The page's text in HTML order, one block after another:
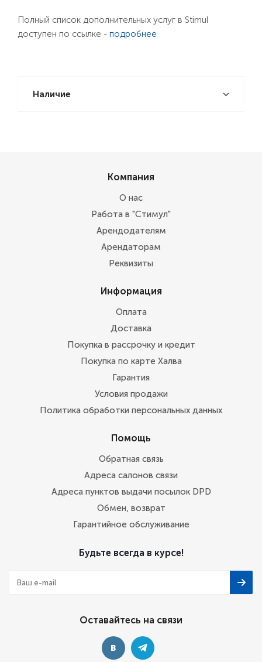
Полный список дополнительных услуг в Stimul
доступен по ссылке - подробнее
Наличие
Компания
О нас
Работа в "Стимул"
Арендодателям
Арендаторам
Реквизиты
Информация
Оплата
Доставка
Покупка в рассрочку и кредит
Покупка по карте Халва
Гарантия
Условия продажи
Политика обработки персональных данных
Помощь
Обратная связь
Адреса салонов связи
Адреса пунктов выдачи посылок DPD
Обмен, возврат
Гарантийное обслуживание
Будьте всегда в курсе!
Оставайтесь на связи